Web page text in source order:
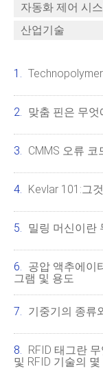
자동화 제어 시
산업기술
맞춤 핀은 무
CMMS 오류
Kevlar 101:그
밀링 머신이란
공압 액추에이
그램 및 용도
기중기의 종류
RFID 태그란
및 RFID 기술의